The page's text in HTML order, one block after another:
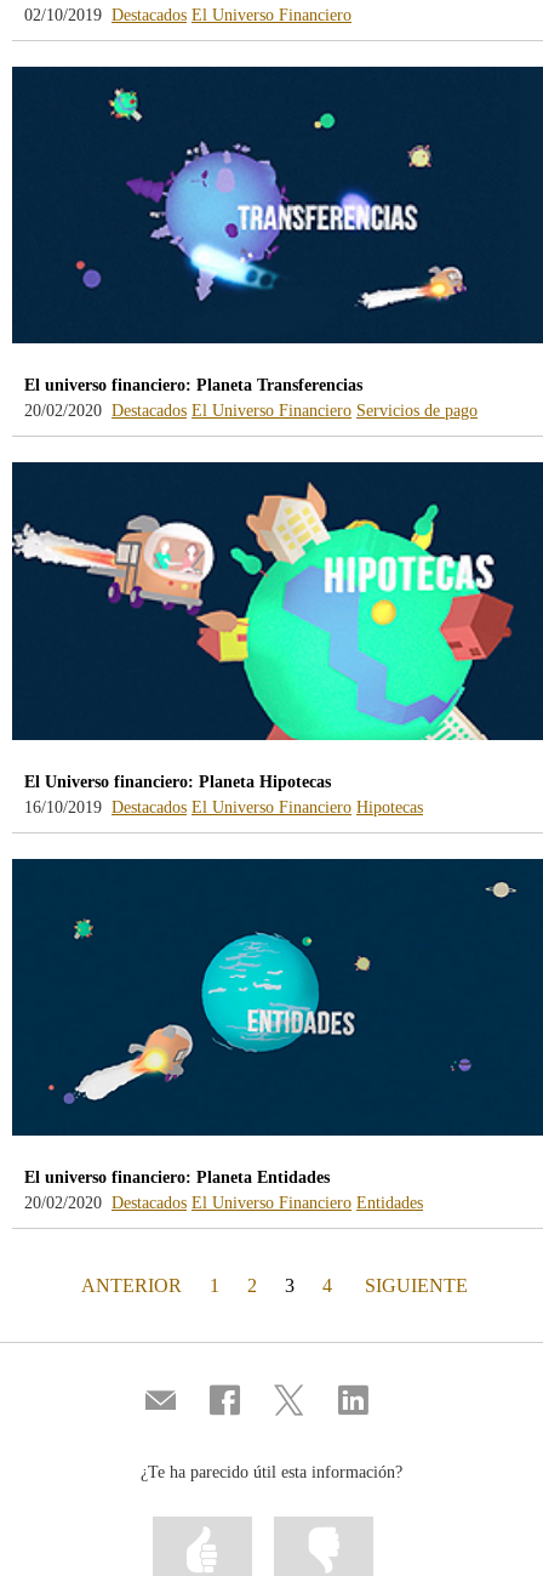
02/10/2019 Destacados El Universo Financiero
El universo financiero: Planeta Transferencias
20/02/2020 Destacados El Universo Financiero Servicios de pago
El Universo financiero: Planeta Hipotecas
16/10/2019 Destacados El Universo Financiero Hipotecas
El universo financiero: Planeta Entidades
20/02/2020 Destacados El Universo Financiero Entidades
PÁGINA
ANTERIOR 1 2 3 (actual)
4 PÁGINA
SIGUIENTE
Compartir
por
Compartir
en
Compartir
en
Compartir
en
¿Te ha parecido útil esta información?
Marcar